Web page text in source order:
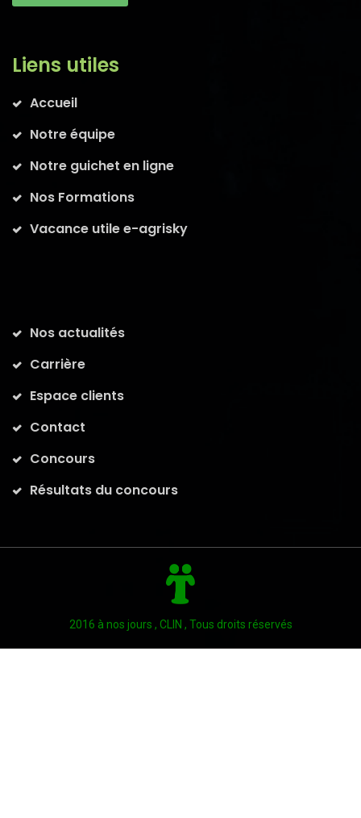
Liens utiles
Accueil
Notre équipe
Notre guichet en ligne
Nos Formations
Vacance utile e-agrisky
Nos actualités
Carrière
Espace clients
Contact
Concours
Résultats du concours
2016 à nos jours , CLIN , Tous droits réservés